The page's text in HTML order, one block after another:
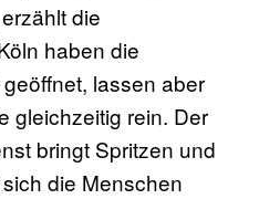
die
haben die
lassen aber
gleichzeitig rein. Der
bringt Spritzen und
die Menschen